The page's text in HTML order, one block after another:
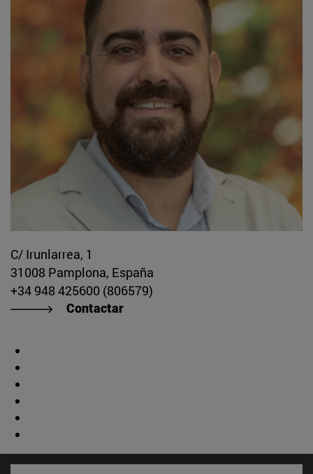
C/ Irunlarrea, 1
31008 Pamplona, España
+34 948 425600 (806579)
Contactar